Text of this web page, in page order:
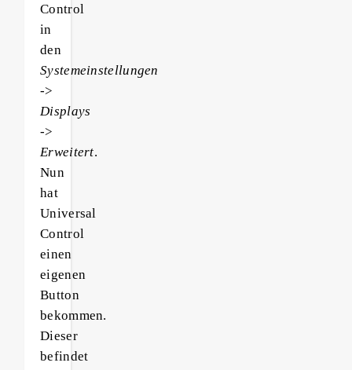
Control
in
den
Systemeinstellungen
->
Displays
->
Erweitert.
Nun
hat
Universal
Control
einen
eigenen
Button
bekommen.
Dieser
befindet